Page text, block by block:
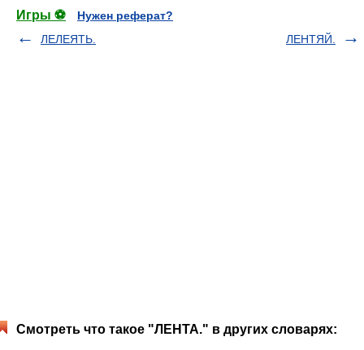
Игры ⚽
Нужен реферат?
ЛЕЛЕЯТЬ.
ЛЕНТЯЙ.
Смотреть что такое "ЛЕНТА." в других словарях: